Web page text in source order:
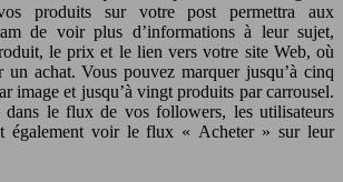
produits sur votre post permettra aux
de voir plus d’informations à leur sujet,
le prix et le lien vers votre site Web, où
achat. Vous pouvez marquer jusqu’à cinq
image et jusqu’à vingt produits par carrousel.
dans le flux de vos followers, les utilisateurs
également voir le flux « Acheter » sur leur